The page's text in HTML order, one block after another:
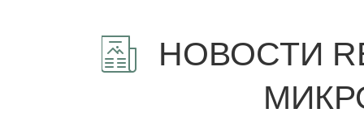
НОВОСТИ